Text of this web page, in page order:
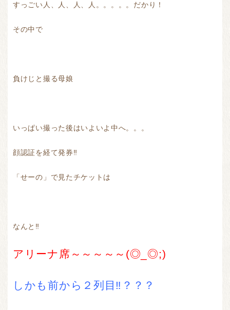
すっごい人、人、人、人。。。。。だかり！
その中で
負けじと撮る母娘
いっぱい撮った後はいよいよ中へ。。。
顔認証を経て発券‼
「せーの」で見たチケットは
なんと‼
アリーナ席～～～～～(◎_◎;)
しかも前から２列目‼？？？